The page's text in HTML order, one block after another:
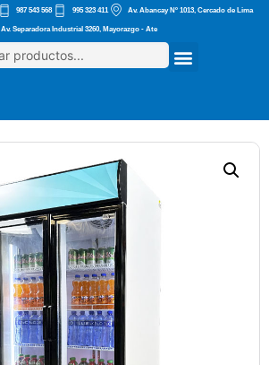
987 543 568 995 323 411 Av. Abancay Nº 1013, Cercado de Lima
Av. Separadora Industrial 3260, Mayorazgo - Ate